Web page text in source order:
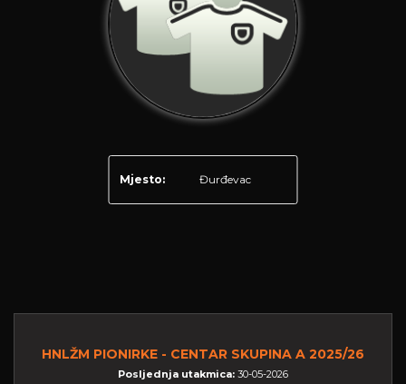
Mjesto: Đurđevac
HNLŽM PIONIRKE - CENTAR SKUPINA A 2025/26
Posljednja utakmica: 30-05-2026